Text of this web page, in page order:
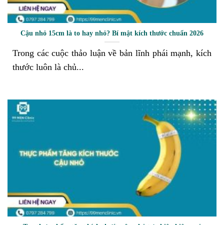
Cậu nhỏ 15cm là to hay nhỏ? Bí mật kích thước chuẩn 2026
Trong các cuộc thảo luận về bản lĩnh phái mạnh, kích
thước luôn là chủ...